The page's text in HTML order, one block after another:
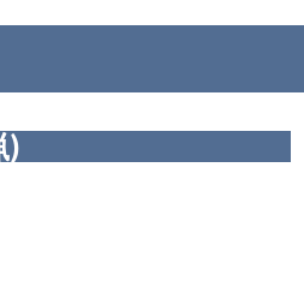
)